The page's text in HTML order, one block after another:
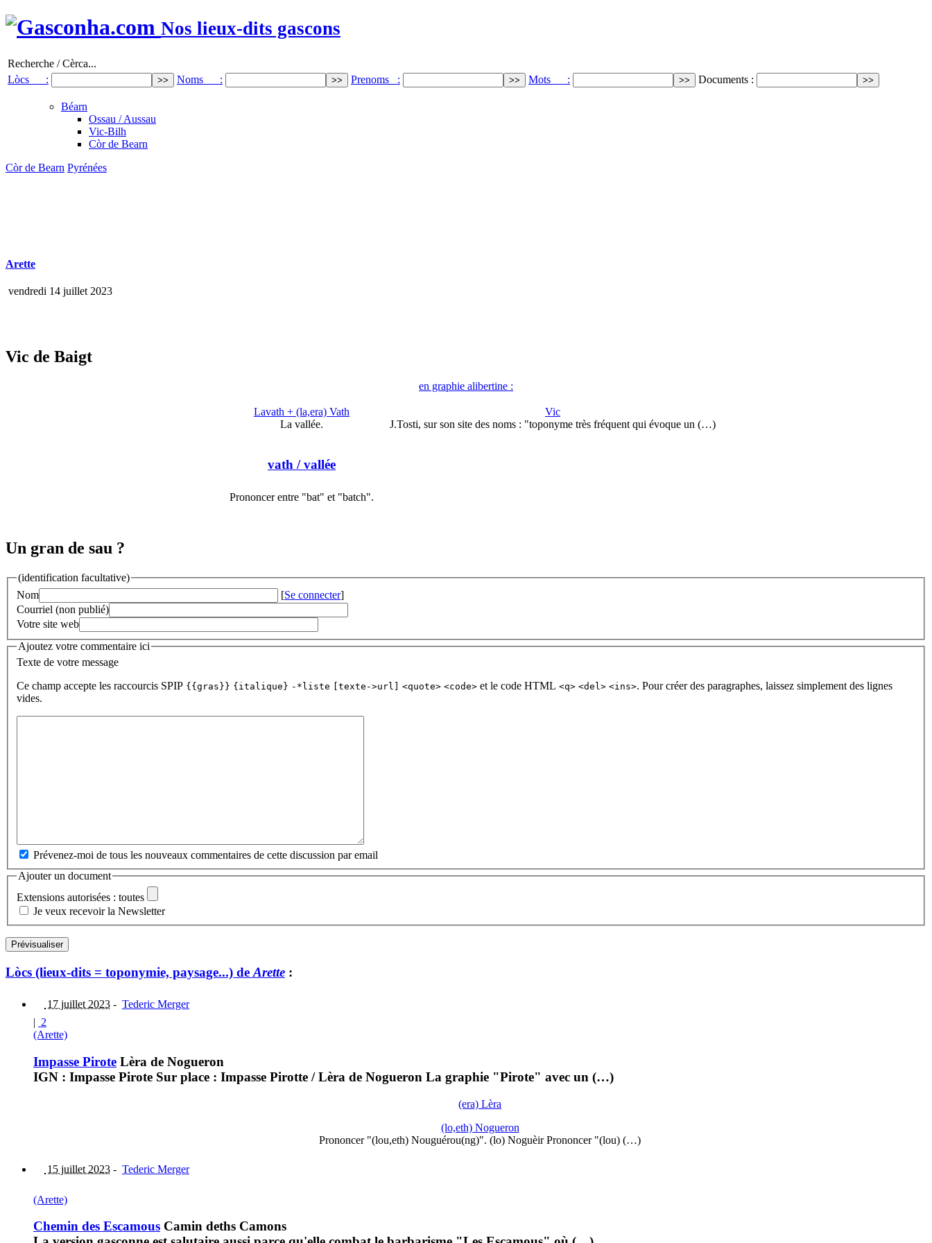
Nos lieux-dits gascons
Recherche / Cèrca...
Lòcs :
Noms : Prenoms : Mots : Documents :
Béarn
Ossau / Aussau
Vic-Bilh
Còr de Bearn
Còr de Bearn Pyrénées
Arette
vendredi 14 juillet 2023
Vic de Baigt
en graphie alibertine :
Lavath + (la,era) Vath
La vallée.
vath / vallée
Prononcer entre "bat" et "batch".
Vic
J.Tosti, sur son site des noms : "toponyme très fréquent qui évoque un (…)
Un gran de sau ?
(identification facultative)
Nom
[Se connecter]
Courriel (non publié)
Votre site web
Ajoutez votre commentaire ici
Texte de votre message
Ce champ accepte les raccourcis SPIP {{gras}} {italique} -*liste [texte->url] <quote> <code> et le code HTML <q> <del> <ins>. Pour créer des paragraphes, laissez simplement des lignes
vides.
Prévenez-moi de tous les nouveaux commentaires de cette discussion par email
Ajouter un document
Extensions autorisées : toutes
Je veux recevoir la Newsletter
Lòcs (lieux-dits = toponymie, paysage...) de Arette :
17 juillet 2023 - Tederic Merger
| 2
(Arette)
Impasse Pirote Lèra de Nogueron
IGN : Impasse Pirote Sur place : Impasse Pirotte / Lèra de Nogueron La graphie "Pirote" avec un (…)
(era) Lèra
(lo,eth) Nogueron
Prononcer "(lou,eth) Nouguérou(ng)". (lo) Noguèir Prononcer "(lou) (…)
15 juillet 2023 - Tederic Merger
(Arette)
Chemin des Escamous Camin deths Camons